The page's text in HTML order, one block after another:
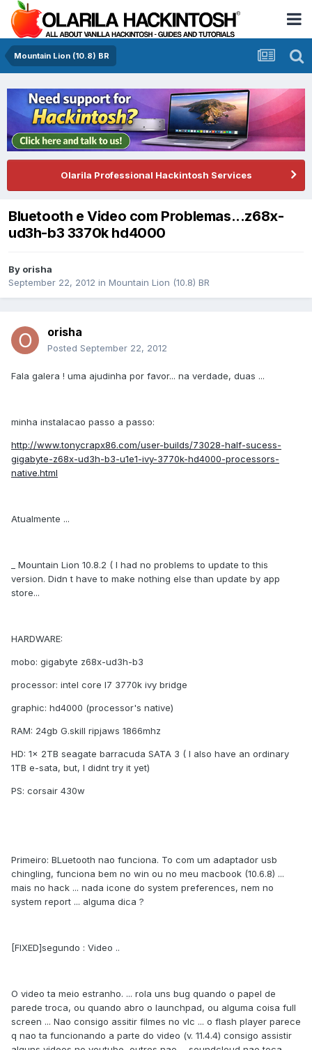
Mountain Lion (10.8) BR
Olarila Professional Hackintosh Services
Bluetooth e Video com Problemas...z68x-
ud3h-b3 3370k hd4000
By orisha
September 22, 2012 in Mountain Lion (10.8) BR
orisha
Posted September 22, 2012
Fala galera ! uma ajudinha por favor... na verdade, duas ...
minha instalacao passo a passo:
http://www.tonycrapx86.com/user-builds/73028-half-sucess-
gigabyte-z68x-ud3h-b3-u1e1-ivy-3770k-hd4000-processors-
native.html
Atualmente ...
_ Mountain Lion 10.8.2 ( I had no problems to update to this
version. Didn t have to make nothing else than update by app
store...
HARDWARE:
mobo: gigabyte z68x-ud3h-b3
processor: intel core I7 3770k ivy bridge
graphic: hd4000 (processor's native)
RAM: 24gb G.skill ripjaws 1866mhz
HD: 1x 2TB seagate barracuda SATA 3 ( I also have an ordinary
1TB e-sata, but, I didnt try it yet)
PS: corsair 430w
Primeiro: BLuetooth nao funciona. To com um adaptador usb
chingling, funciona bem no win ou no meu macbook (10.6.8) ...
mais no hack ... nada icone do system preferences, nem no
system report ... alguma dica ?
[FIXED]segundo : Video ..
O video ta meio estranho. ... rola uns bug quando o papel de
parede troca, ou quando abro o launchpad, ou alguma coisa full
screen ... Nao consigo assitir filmes no vlc ... o flash player parece
q nao ta funcionando a parte do video (v. 11.4.4) consigo assistir